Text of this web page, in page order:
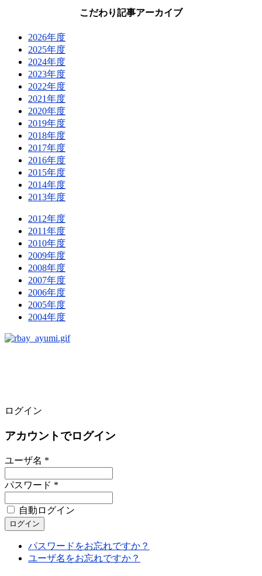
こだわり記事アーカイブ
2026年度
2025年度
2024年度
2023年度
2022年度
2021年度
2020年度
2019年度
2018年度
2017年度
2016年度
2015年度
2014年度
2013年度
2012年度
2011年度
2010年度
2009年度
2008年度
2007年度
2006年度
2005年度
2004年度
ログイン
アカウントでログイン
ユーザ名 *
パスワード *
自動ログイン
パスワードをお忘れですか？
ユーザ名をお忘れですか？